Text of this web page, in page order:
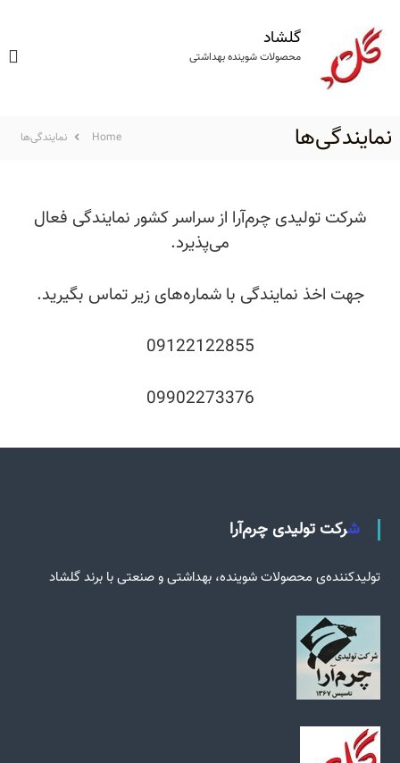
گلشاد
محصولات شوینده بهداشتی
نمایندگی‌‌ها Home نمایندگی‌‌ها
شرکت تولیدی چرم‌آرا از سراسر کشور نمایندگی فعال
می‌پذیرد.
جهت اخذ نمایندگی با شماره‌های زیر تماس بگیرید.
09122122855
09902273376
شرکت تولیدی چرم‌آرا
تولید‌کننده‌ی محصولات شوینده، بهداشتی و صنعتی با برند گلشاد